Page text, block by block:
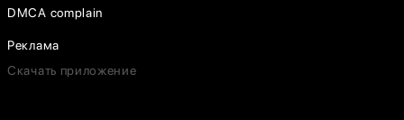
DMCA complain
Реклама
Скачать приложение